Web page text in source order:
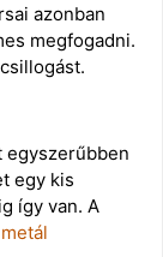
azonban
megfogadni.
egyszerűbben
egy kis
így van. A